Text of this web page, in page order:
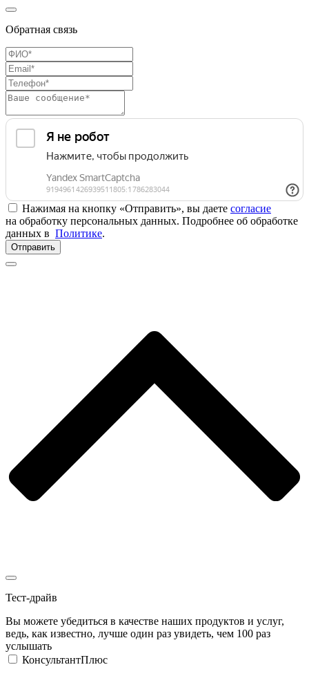
Обратная связь
Нажимая на кнопку «Отправить», вы даете согласие
на обработку персональных данных. Подробнее об обработке
данных в Политике.
Отправить
Тест-драйв
Вы можете убедиться в качестве наших продуктов и услуг,
ведь, как известно, лучше один раз увидеть, чем 100 раз
услышать
КонсультантПлюс